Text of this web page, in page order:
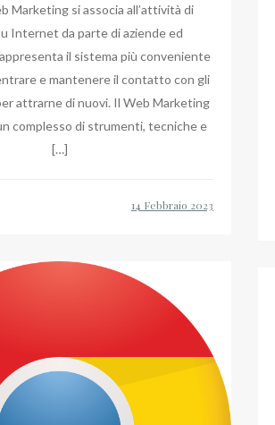
Marketing si associa all’attività di
Internet da parte di aziende ed
il sistema più conveniente
e mantenere il contatto con gli
attrarne di nuovi. Il Web Marketing
complesso di strumenti, tecniche e
[…]